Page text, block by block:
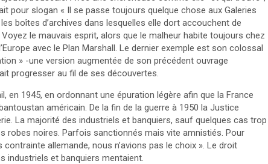
pour slogan « Il se passe toujours quelque chose aux Galeries
boîtes d’archives dans lesquelles elle dort accouchent de
le mauvais esprit, alors que le malheur habite toujours chez
avec le Plan Marshall. Le dernier exemple est son colossal
» -une version augmentée de son précédent ouvrage
progresser au fil de ses découvertes.
en 1945, en ordonnant une épuration légère afin que la France
américain. De la fin de la guerre à 1950 la Justice
La majorité des industriels et banquiers, sauf quelques cas trop
robes noires. Parfois sanctionnés mais vite amnistiés. Pour
allemande, nous n’avions pas le choix ». Le droit
industriels et banquiers mentaient.